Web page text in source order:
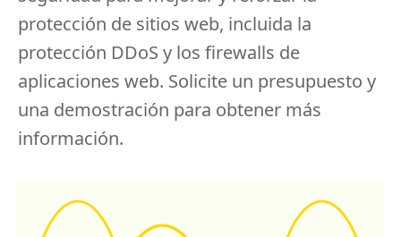
protección de sitios web, incluida la
protección DDoS y los firewalls de
aplicaciones web. Solicite un presupuesto y
una demostración para obtener más
información.